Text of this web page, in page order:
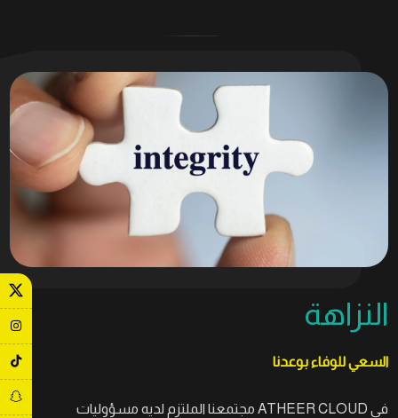
النزاهة
السعي للوفاء بوعدنا
في ATHEER CLOUD مجتمعنا الملتزم لديه مسؤوليات